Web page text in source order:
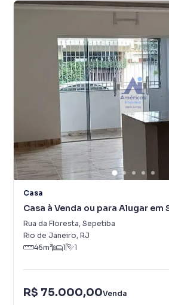
Casa
Casa à Venda ou para Alugar em
Rua da Floresta, Sepetiba
Rio de Janeiro, RJ
46m² 1 1
R$ 75.000,00Venda